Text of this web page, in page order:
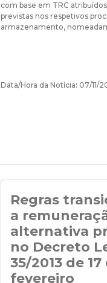
com base em TRC
previstas nos respetivos
armazenamento,
Data/Hora da Notícia: 07/11/
Regras
a
alternativa
no Decreto
35/2013 de 17
fevereiro